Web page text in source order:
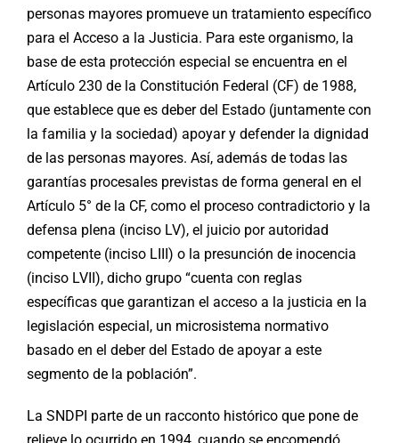
personas mayores promueve un tratamiento específico
para el Acceso a la Justicia. Para este organismo, la
base de esta protección especial se encuentra en el
Artículo 230 de la Constitución Federal (CF) de 1988,
que establece que es deber del Estado (juntamente con
la familia y la sociedad) apoyar y defender la dignidad
de las personas mayores. Así, además de todas las
garantías procesales previstas de forma general en el
Artículo 5° de la CF, como el proceso contradictorio y la
defensa plena (inciso LV), el juicio por autoridad
competente (inciso LIII) o la presunción de inocencia
(inciso LVII), dicho grupo “cuenta con reglas
específicas que garantizan el acceso a la justicia en la
legislación especial, un microsistema normativo
basado en el deber del Estado de apoyar a este
segmento de la población”.
La SNDPI parte de un racconto histórico que pone de